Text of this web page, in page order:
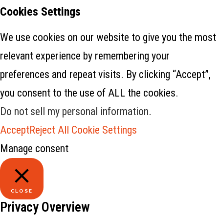
Cookies Settings
We use cookies on our website to give you the most
relevant experience by remembering your
preferences and repeat visits. By clicking “Accept”,
you consent to the use of ALL the cookies.
Do not sell my personal information.
AcceptReject All Cookie Settings
Manage consent
CLOSE
Privacy Overview